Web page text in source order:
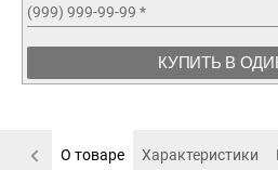
(999) 999-99-99 *
КУПИТЬ В
О товаре Характеристики